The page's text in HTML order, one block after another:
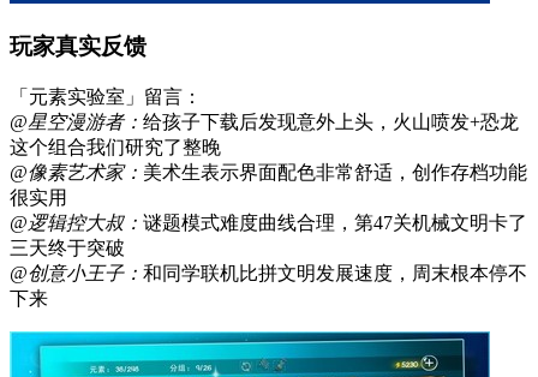
玩家真实反馈
「元素实验室」留言：
@星空漫游者： 给孩子下载后发现意外上头，火山喷发+恐龙
这个组合我们研究了整晚
@像素艺术家： 美术生表示界面配色非常舒适，创作存档功能
很实用
@逻辑控大叔： 谜题模式难度曲线合理，第47关机械文明卡了
三天终于突破
@创意小王子： 和同学联机比拼文明发展速度，周末根本停不
下来